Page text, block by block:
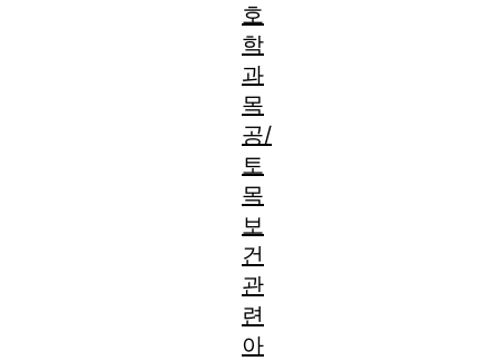
호
학
과
목
공/
토
목
보
건
관
련
아